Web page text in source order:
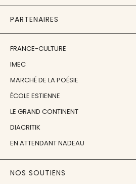
PARTENAIRES
FRANCE-CULTURE
IMEC
MARCHÉ DE LA POÉSIE
ÉCOLE ESTIENNE
LE GRAND CONTINENT
DIACRITIK
EN ATTENDANT NADEAU
NOS SOUTIENS